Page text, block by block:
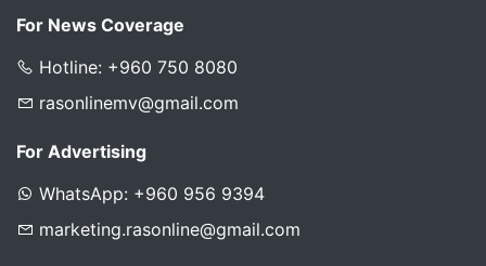
For News Coverage
Hotline: +960 750 8080
rasonlinemv@gmail.com
For Advertising
WhatsApp: +960 956 9394
marketing.rasonline@gmail.com